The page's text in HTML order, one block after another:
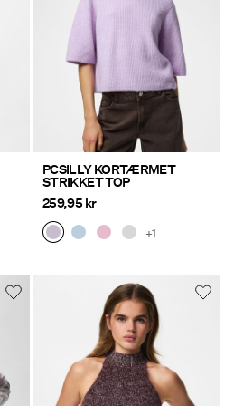
PCSILLY KORTÆRMET
STRIKKET TOP
259,95 kr
+1